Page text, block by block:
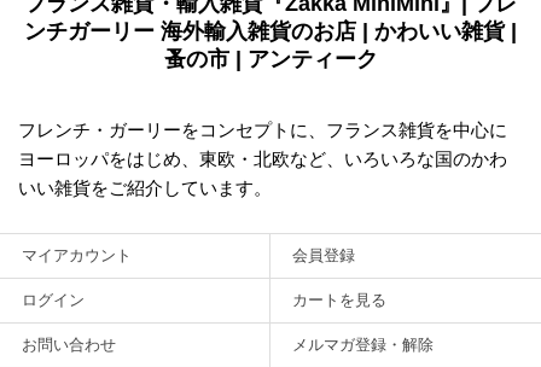
ンチガーリー 海外輸入雑貨のお店 | かわいい雑貨 |
蚤の市 | アンティーク
フレンチ・ガーリーをコンセプトに、フランス雑貨を中心に
ヨーロッパをはじめ、東欧・北欧など、いろいろな国のかわ
いい雑貨をご紹介しています。
マイアカウント 会員登録
ログイン カートを見る
お問い合わせ メルマガ登録・解除